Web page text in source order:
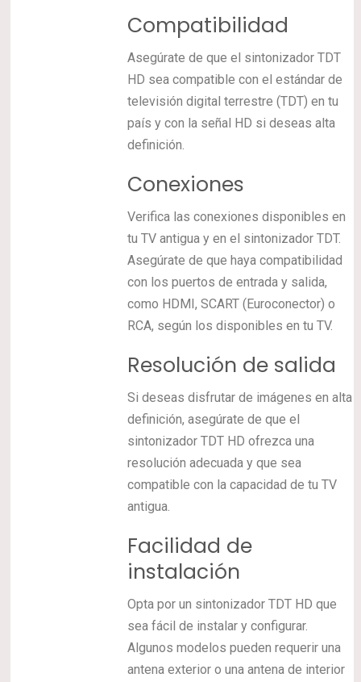
Compatibilidad
Asegúrate de que el sintonizador TDT
HD sea compatible con el estándar de
televisión digital terrestre (TDT) en tu
país y con la señal HD si deseas alta
definición.
Conexiones
Verifica las conexiones disponibles en
tu TV antigua y en el sintonizador TDT.
Asegúrate de que haya compatibilidad
con los puertos de entrada y salida,
como HDMI, SCART (Euroconector) o
RCA, según los disponibles en tu TV.
Resolución de salida
Si deseas disfrutar de imágenes en alta
definición, asegúrate de que el
sintonizador TDT HD ofrezca una
resolución adecuada y que sea
compatible con la capacidad de tu TV
antigua.
Facilidad de
instalación
Opta por un sintonizador TDT HD que
sea fácil de instalar y configurar.
Algunos modelos pueden requerir una
antena exterior o una antena de interior